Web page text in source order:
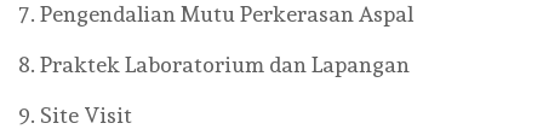
7. Pengendalian Mutu Perkerasan Aspal
8. Praktek Laboratorium dan Lapangan
9. Site Visit